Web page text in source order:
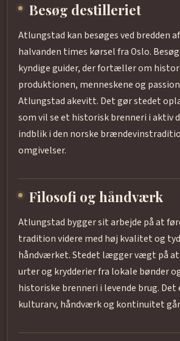
Besøg destilleriet
Atlungstad kan besøges ved bredden
halvanden times kørsel fra Oslo.
kyndige guider, der fortæller om
produktionen, menneskene og
Atlungstad akevitt. Det gør stedet
som vil se et historisk brenneri i aktiv
indblik i den norske
omgivelser.
Filosofi og håndværk
Atlungstad bygger sit arbejde på at
tradition videre med høj kvalitet og
håndværket. Stedet lægger vægt på
urter og krydderier fra lokale bønder
historiske brenneri i levende brug.
kulturarv, håndværk og kontinuitet går